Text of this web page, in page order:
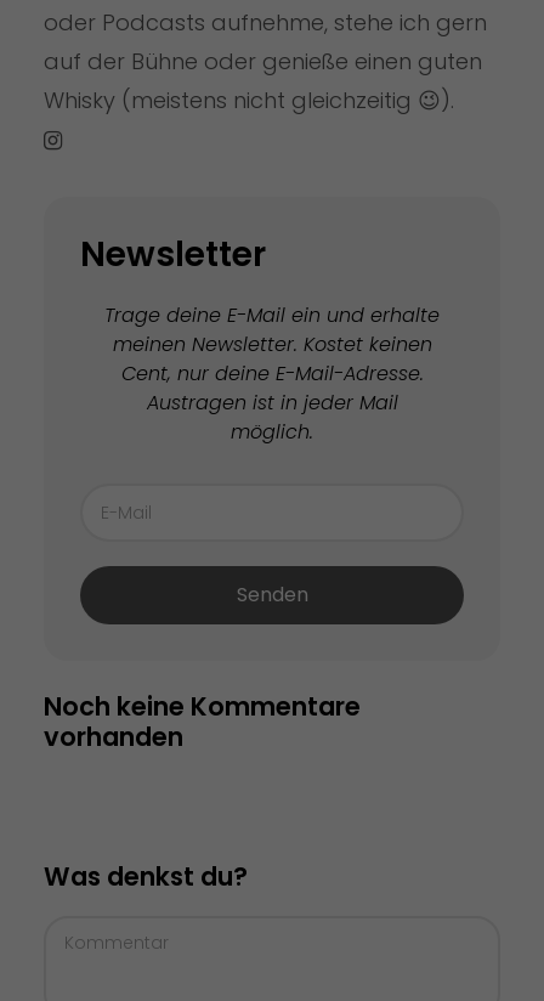
oder Podcasts aufnehme, stehe ich gern
auf der Bühne oder genieße einen guten
Whisky (meistens nicht gleichzeitig 😉).
Newsletter
Trage deine E-Mail ein und erhalte
meinen Newsletter. Kostet keinen
Cent, nur deine E-Mail-Adresse.
Austragen ist in jeder Mail
möglich.
Senden
Noch keine Kommentare
vorhanden
Was denkst du?